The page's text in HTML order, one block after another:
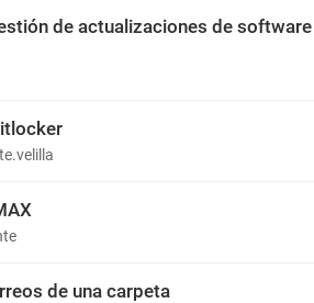
de actualizaciones de
de una carpeta